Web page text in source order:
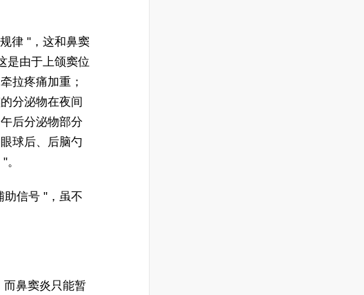
律 "，这和鼻窦
是由于上颌窦位
拉疼痛加重；
分泌物在夜间
后分泌物部分
球后、后脑勺
助信号 "，虽不
而鼻窦炎只能暂